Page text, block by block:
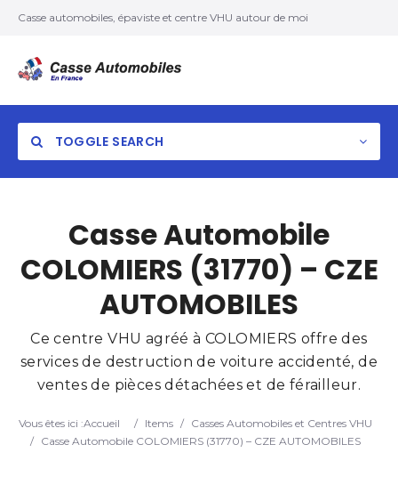
Casse automobiles, épaviste et centre VHU autour de moi
TOGGLE SEARCH
Search
Casse Automobile
COLOMIERS (31770) – CZE
AUTOMOBILES
Ce centre VHU agréé à COLOMIERS offre des
services de destruction de voiture accidenté, de
ventes de pièces détachées et de férailleur.
Vous êtes ici :Accueil / Items / Casses Automobiles et Centres VHU
/ Casse Automobile COLOMIERS (31770) – CZE AUTOMOBILES